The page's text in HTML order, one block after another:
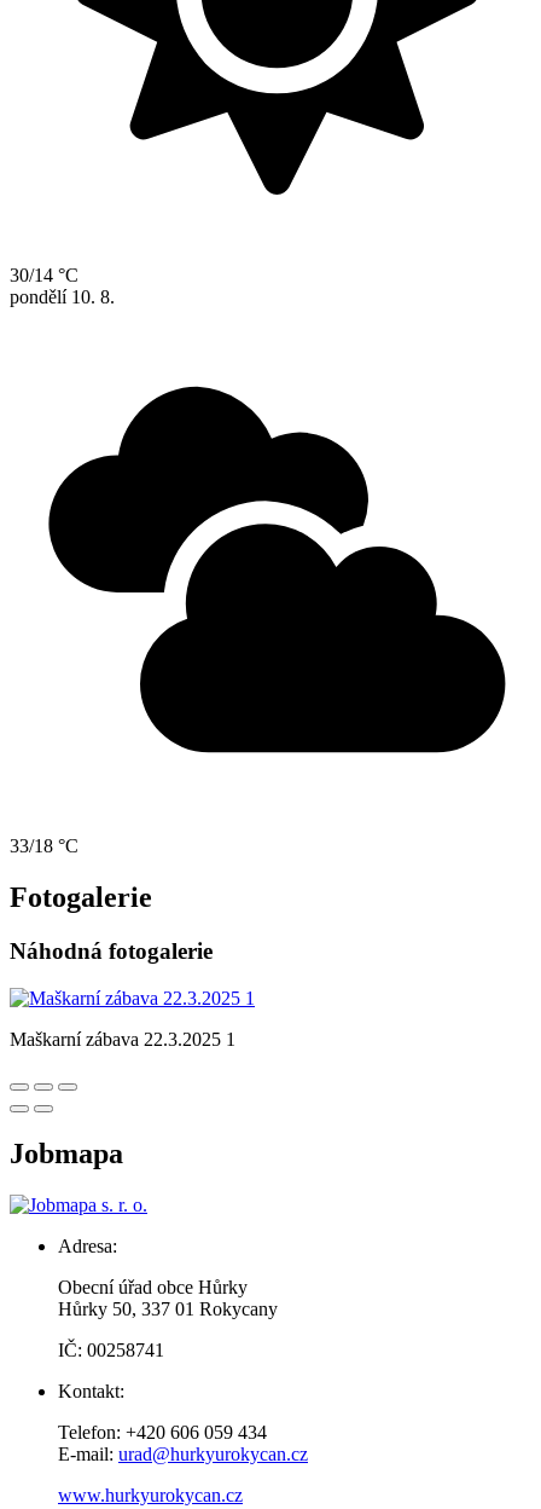
30/14 °C
pondělí 10. 8.
33/18 °C
Fotogalerie
Náhodná fotogalerie
Maškarní zábava 22.3.2025 1
Jobmapa
Adresa:
Obecní úřad obce Hůrky
Hůrky 50, 337 01 Rokycany
IČ: 00258741
Kontakt:
Telefon: +420 606 059 434
E-mail: urad@hurkyurokycan.cz
www.hurkyurokycan.cz